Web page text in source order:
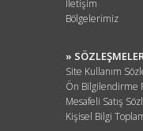
İletişim
Bölgelerimiz
» SÖZLEŞMELER
Site Kullanım
Ön Bilgilendirme
Mesafeli Satış
Kişisel Bilgi